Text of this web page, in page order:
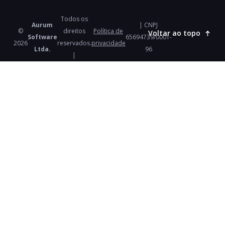
©
2026
Aurum
Software
Ltda.
Todos os
direitos
reservados.
|
Política de
privacidade
| CNPJ
65694739/0001-
96
Voltar ao topo